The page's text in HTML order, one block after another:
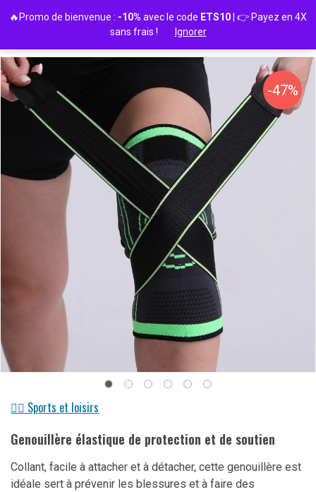
-47%
🏋️‍♀️ Sports et loisirs
Genouillère élastique de protection et de soutien
Collant, facile à attacher et à détacher, cette genouillère est
idéale sert à prévenir les blessures et à faire des
🔥Promo de bienvenue : -10% avec le code ETS10 | 👉 Payez en 4X
sans frais !
Ignorer